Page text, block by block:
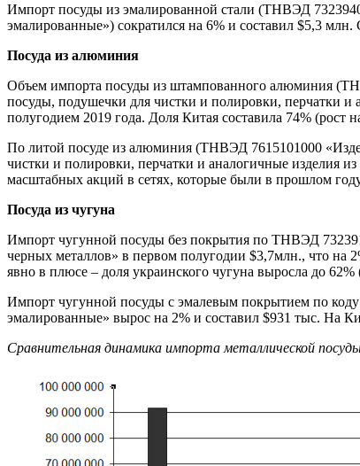
Импорт посуды из эмалированной стали (ТНВЭД
эмалированные») сократился на 6% и составил $5,3
Посуда из алюминия
Объем импорта посуды из штампованного алюминия
посуды, подушечки для чистки и полировки, перчатки
полугодием 2019 года. Доля Китая составила 74%
По литой посуде из алюминия (ТНВЭД 7615101000
чистки и полировки, перчатки и аналогичные изделия
масштабных акций в сетях, которые были в прошлом
Посуда из чугуна
Импорт чугунной посуды без покрытия по ТНВЭД
черных металлов» в первом полугодии $3,7млн., что на
явно в плюсе – доля украинского чугуна выросла до
Импорт чугунной посуды с эмалевым покрытием по
эмалированные» вырос на 2% и составил $931 тыс. На
Сравнительная динамика импорта металлической